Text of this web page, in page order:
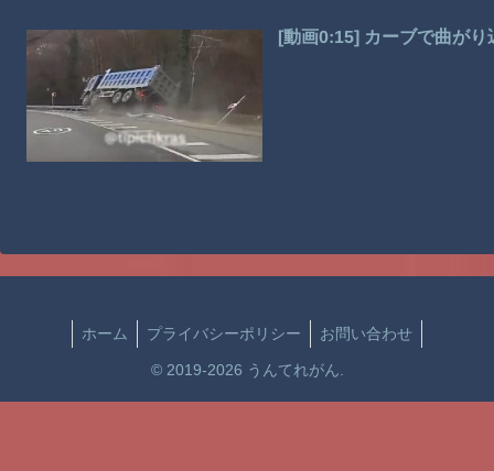
[動画0:15] カーブで曲が
ホーム プライバシーポリシー お問い合わせ
© 2019-2026 うんてれがん.